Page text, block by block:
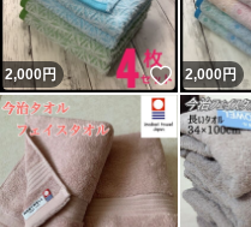
2,000円 いいね！
2,000円